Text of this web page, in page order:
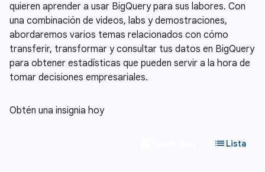
quieren aprender a usar BigQuery para sus labores. Con
una combinación de videos, labs y demostraciones,
abordaremos varios temas relacionados con cómo
transferir, transformar y consultar tus datos en BigQuery
para obtener estadísticas que pueden servir a la hora de
tomar decisiones empresariales.
Obtén una insignia hoy